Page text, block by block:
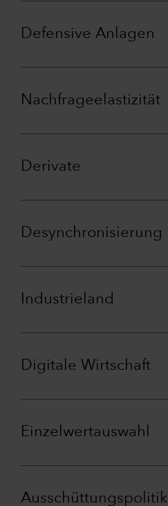
Defensive Anlagen
Nachfrageelastizität
Derivate
Desynchronisierung
Industrieland
Digitale Wirtschaft
Einzelwertauswahl
Ausschüttungspolitik